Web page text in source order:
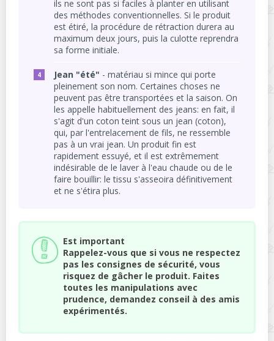
ils ne sont pas si faciles à planter en utilisant
des méthodes conventionnelles. Si le produit
est étiré, la procédure de rétraction durera au
maximum deux jours, puis la culotte reprendra
sa forme initiale.
Jean "été" - matériau si mince qui porte
pleinement son nom. Certaines choses ne
peuvent pas être transportées et la saison. On
les appelle habituellement des jeans: en fait, il
s'agit d'un coton teint sous un jean (coton),
qui, par l'entrelacement de fils, ne ressemble
pas à un vrai jean. Un produit fin est
rapidement essuyé, et il est extrêmement
indésirable de le laver à l'eau chaude ou de le
faire bouillir: le tissu s'asseoira définitivement
et ne s'étira plus.
Est important
Rappelez-vous que si vous ne respectez
pas les consignes de sécurité, vous
risquez de gâcher le produit. Faites
toutes les manipulations avec
prudence, demandez conseil à des amis
expérimentés.